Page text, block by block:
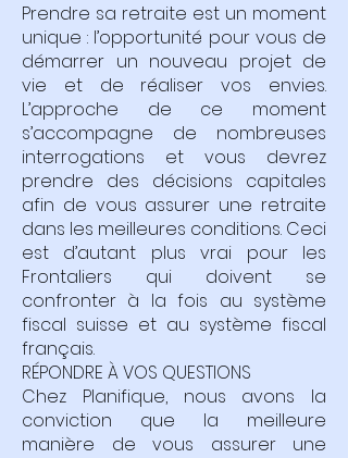
Prendre sa retraite est un moment
unique : l’opportunité pour vous de
démarrer un nouveau projet de
vie et de réaliser vos envies.
L’approche de ce moment
s’accompagne de nombreuses
interrogations et vous devrez
prendre des décisions capitales
afin de vous assurer une retraite
dans les meilleures conditions. Ceci
est d’autant plus vrai pour les
Frontaliers qui doivent se
confronter à la fois au système
fiscal suisse et au système fiscal
français.
RÉPONDRE À VOS QUESTIONS
Chez Planifique, nous avons la
conviction que la meilleure
manière de vous assurer une